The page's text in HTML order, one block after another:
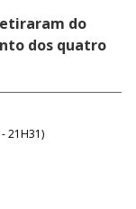
do
dos quatro
21H31)